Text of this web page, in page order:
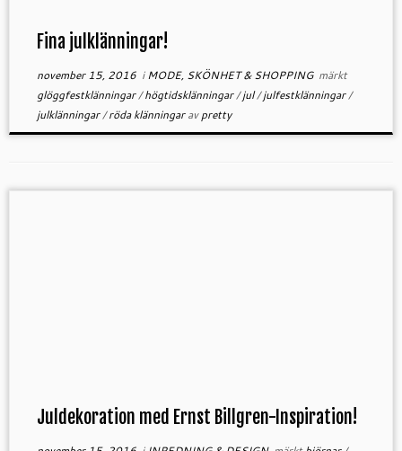
Fina julklänningar!
november 15, 2016iMODE, SKÖNHET & SHOPPING märkt
glöggfestklänningar/högtidsklänningar/jul/julfestklänningar/
julklänningar/röda klänningaravpretty
Juldekoration med Ernst Billgren-Inspiration!